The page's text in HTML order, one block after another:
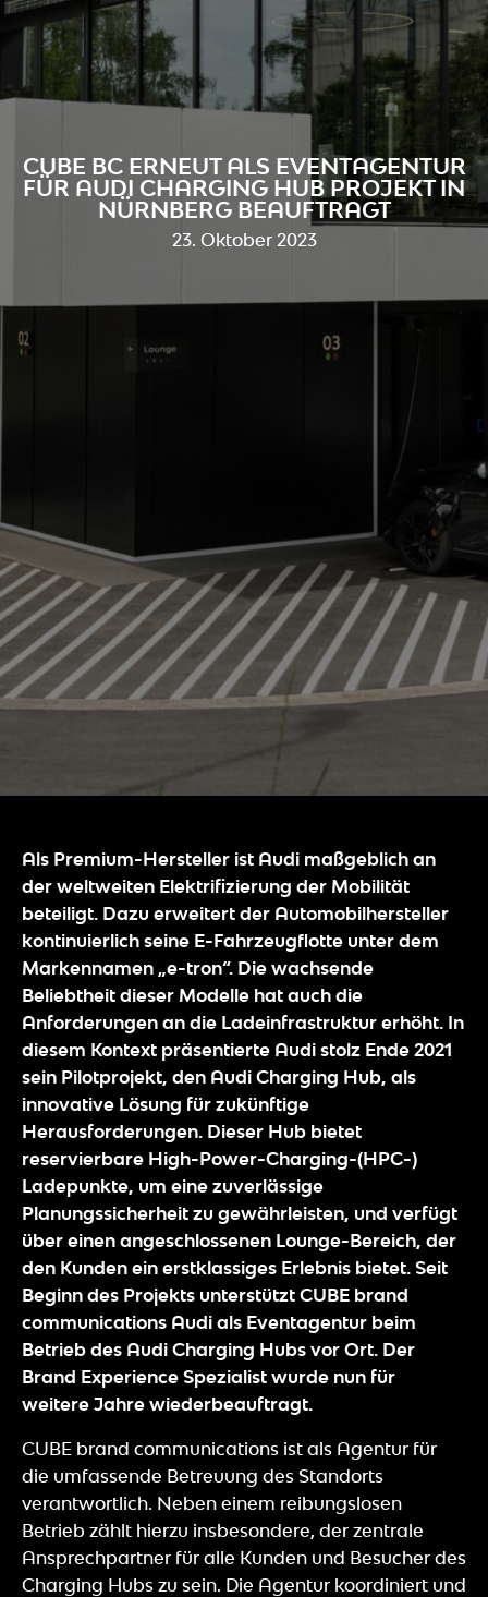
CUBE BC ERNEUT ALS EVENTAGENTUR
FÜR AUDI CHARGING HUB PROJEKT IN
NÜRNBERG BEAUFTRAGT
23. Oktober 2023
Als Premium-Hersteller ist Audi maßgeblich an
der weltweiten Elektrifizierung der Mobilität
beteiligt. Dazu erweitert der Automobilhersteller
kontinuierlich seine E-Fahrzeugflotte unter dem
Markennamen „e-tron“. Die wachsende
Beliebtheit dieser Modelle hat auch die
Anforderungen an die Ladeinfrastruktur erhöht. In
diesem Kontext präsentierte Audi stolz Ende 2021
sein Pilotprojekt, den Audi Charging Hub, als
innovative Lösung für zukünftige
Herausforderungen. Dieser Hub bietet
reservierbare High-Power-Charging-(HPC-)
Ladepunkte, um eine zuverlässige
Planungssicherheit zu gewährleisten, und verfügt
über einen angeschlossenen Lounge-Bereich, der
den Kunden ein erstklassiges Erlebnis bietet. Seit
Beginn des Projekts unterstützt CUBE brand
communications Audi als Eventagentur beim
Betrieb des Audi Charging Hubs vor Ort. Der
Brand Experience Spezialist wurde nun für
weitere Jahre wiederbeauftragt.
CUBE brand communications ist als Agentur für
die umfassende Betreuung des Standorts
verantwortlich. Neben einem reibungslosen
Betrieb zählt hierzu insbesondere, der zentrale
Ansprechpartner für alle Kunden und Besucher des
Charging Hubs zu sein. Die Agentur koordiniert und